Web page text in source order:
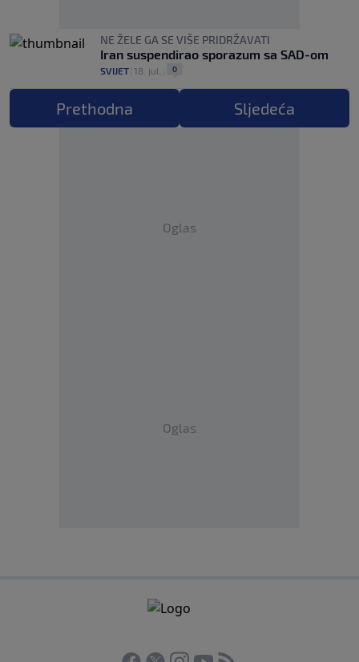
NE ŽELE GA SE VIŠE PRIDRŽAVATI
Iran suspendirao sporazum sa SAD-om
SVIJET 18. jul. 0
Prethodna Sljedeća
Oglas
Oglas